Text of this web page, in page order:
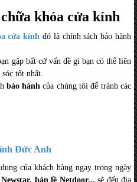
khóa cửa kính
cửa kính đó là chính sách bảo hành
gặp bất cứ vấn đề gì bạn có thể liên
tốt nhất.
bảo hành của chúng tôi để tránh các
Đức Anh
của khách hàng ngay trong ngày
bản lề Netdoor... sẽ đến địa